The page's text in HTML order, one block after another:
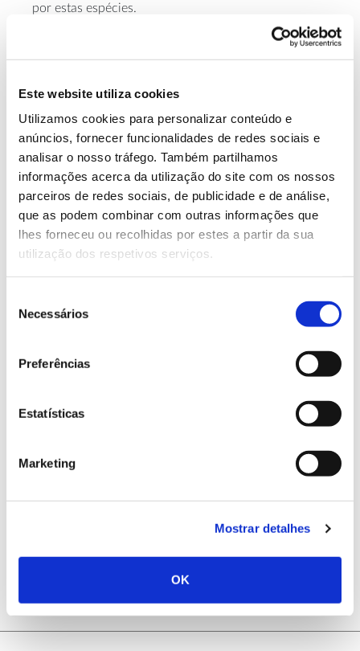
Este website utiliza cookies
Utilizamos cookies para personalizar conteúdo e
anúncios, fornecer funcionalidades de redes sociais e
analisar o nosso tráfego. Também partilhamos
informações acerca da utilização do site com os nossos
parceiros de redes sociais, de publicidade e de análise,
que as podem combinar com outras informações que
lhes forneceu ou recolhidas por estes a partir da sua
utilização dos respetivos serviços.
Necessários
Preferências
Estatísticas
Marketing
Mostrar detalhes
OK
por estas espécies.
– Reduzir o risco de invasão, o risco de incêndio e
gerir a biomassa produzida, de forma económica e
Equipa
ESAC -Escola Superior Agrária do Instituto
Politécnico De Coimbra, AFBV -Associação Florestal
do Baixo Vouga, AFP-Associação Florestal Do Pinhal,
Greenclon Lda., Sfera Ultimate Lda, Silvokoala –
Turismo S.A.
Conclusão: 2022
PRÓXIMO